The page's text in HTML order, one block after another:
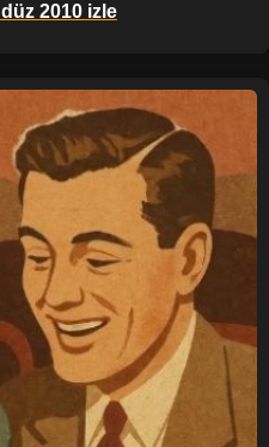
2010 izle